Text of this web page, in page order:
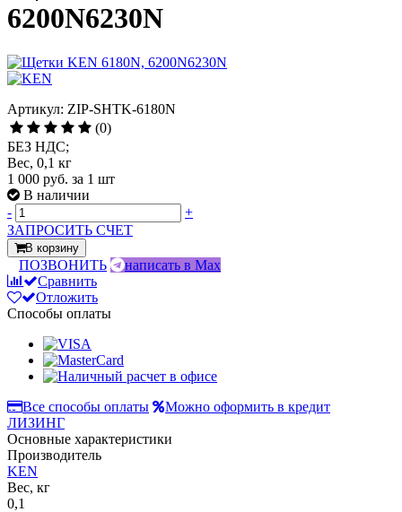
6200N6230N
Артикул: ZIP-SHTK-6180N
(0)
БЕЗ НДС;
Вес, 0,1 кг
1 000 руб. за 1 шт
В наличии
-
+
ЗАПРОСИТЬ СЧЕТ
В корзину
ПОЗВОНИТЬ
написать в Max
Сравнить
Отложить
Способы оплаты
Все способы оплаты
Можно оформить в кредит
ЛИЗИНГ
Основные характеристики
Производитель
KEN
Вес, кг
0,1